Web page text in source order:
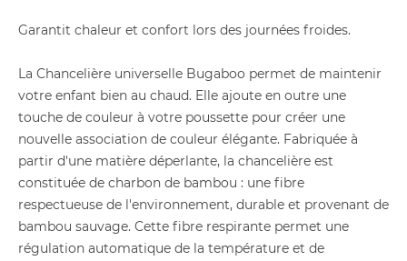
Garantit chaleur et confort lors des journées froides.
La Chancelière universelle Bugaboo permet de maintenir
votre enfant bien au chaud. Elle ajoute en outre une
touche de couleur à votre poussette pour créer une
nouvelle association de couleur élégante. Fabriquée à
partir d'une matière déperlante, la chancelière est
constituée de charbon de bambou : une fibre
respectueuse de l'environnement, durable et provenant de
bambou sauvage. Cette fibre respirante permet une
régulation automatique de la température et de